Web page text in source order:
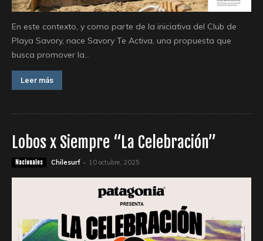
En este contexto, y como parte de la iniciativa del Club de
Playa Savory, nace Savory Te Activa, una propuesta que
busca promover la...
Leer más
Lobos x Siempre “La Celebración”
Nacionales Chilesurf - 10 octubre, 2025